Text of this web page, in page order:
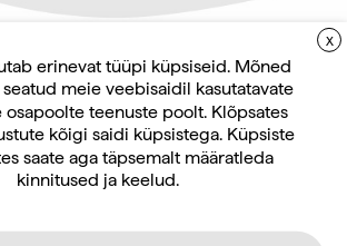
Pu
kang
X
erinevat tüüpi küpsiseid. Mõned
meie veebisaidil kasutatavate
osapoolte teenuste poolt. Klõpsates
kõigi saidi küpsistega. Küpsiste
saate aga täpsemalt määratleda
kinnitused ja keelud.
UUDISKIRJAGA
saate jooksvat teavet ja
huvitavate küsimuste kohta
oma esimeselt veebipoe
tellimuselt.